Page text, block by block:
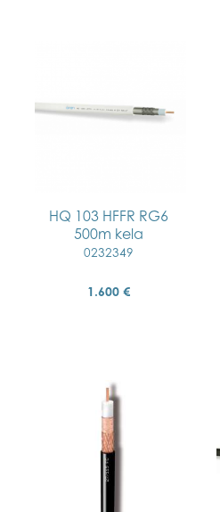
HQ 103 HFFR RG6
500m kela
0232349
1.600 €